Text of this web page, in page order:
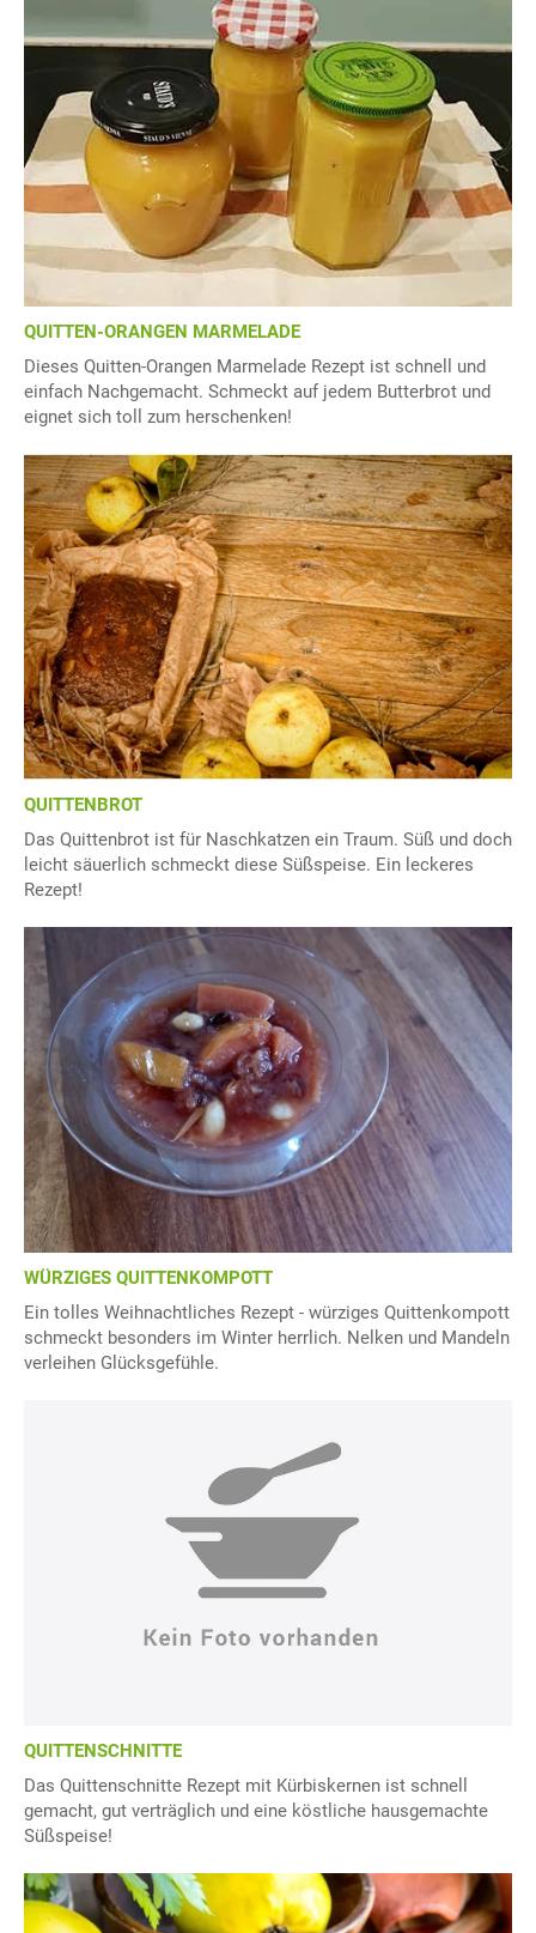
QUITTEN-ORANGEN MARMELADE
Dieses Quitten-Orangen Marmelade Rezept ist schnell und
einfach Nachgemacht. Schmeckt auf jedem Butterbrot und
eignet sich toll zum herschenken!
QUITTENBROT
Das Quittenbrot ist für Naschkatzen ein Traum. Süß und doch
leicht säuerlich schmeckt diese Süßspeise. Ein leckeres
Rezept!
WÜRZIGES QUITTENKOMPOTT
Ein tolles Weihnachtliches Rezept - würziges Quittenkompott
schmeckt besonders im Winter herrlich. Nelken und Mandeln
verleihen Glücksgefühle.
QUITTENSCHNITTE
Das Quittenschnitte Rezept mit Kürbiskernen ist schnell
gemacht, gut verträglich und eine köstliche hausgemachte
Süßspeise!